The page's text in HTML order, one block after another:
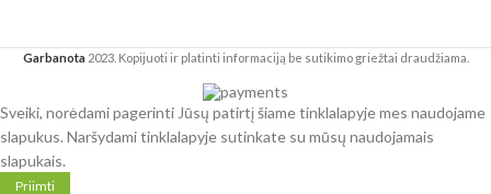
Garbanota 2023. Kopijuoti ir platinti informaciją be sutikimo griežtai draudžiama.
Sveiki, norėdami pagerinti Jūsų patirtį šiame tinklalapyje mes naudojame
slapukus. Naršydami tinklalapyje sutinkate su mūsų naudojamais
slapukais.
Priimti